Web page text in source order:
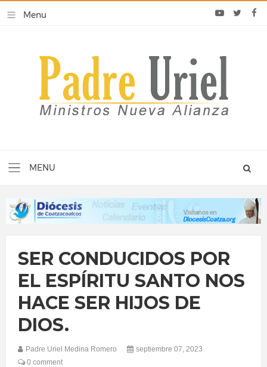
SER CONDUCIDOS POR
EL ESPÍRITU SANTO NOS
HACE SER HIJOS DE
DIOS.
Padre Uriel Medina Romero
septiembre 07, 2023
0 comment